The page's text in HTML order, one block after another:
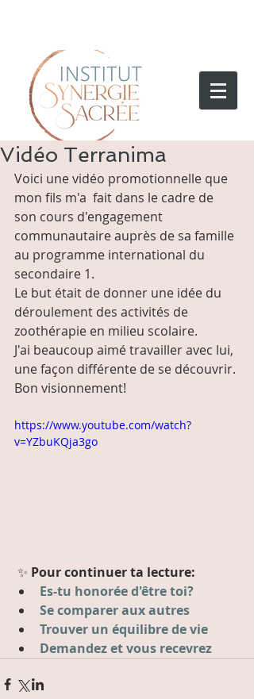
Vidéo Terranima
Voici une vidéo promotionnelle que
mon fils m'a  fait dans le cadre de
son cours d'engagement
communautaire auprès de sa famille
au programme international du
secondaire 1.
Le but était de donner une idée du
déroulement des activités de
zoothérapie en milieu scolaire.
J'ai beaucoup aimé travailler avec lui,
une façon différente de se découvrir.
Bon visionnement!
https://www.youtube.com/watch?
v=YZbuKQja3go
✨ Pour continuer ta lecture:
Es-tu honorée d'être toi?
Se comparer aux autres
Trouver un équilibre de vie
Demandez et vous recevrez